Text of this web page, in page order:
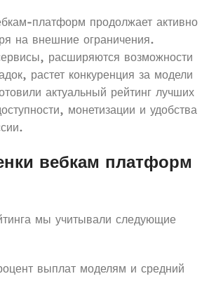
платформ продолжает активно
на внешние ограничения.
расширяются возможности
растет конкуренция за модели
актуальный рейтинг лучших
монетизации и удобства
вебкам платформ
мы учитывали следующие
выплат моделям и средний